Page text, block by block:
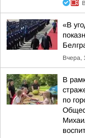
«В
Вчера,
В
по